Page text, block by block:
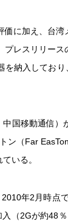
に加え、台
レスリリース
納入してお
国移動通信）
ン（Far
いる。
年2月時点
（2Gが約48